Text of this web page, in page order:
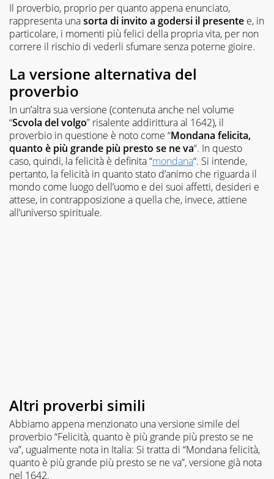
Il proverbio, proprio per quanto appena enunciato,
rappresenta unasorta di invito a godersi il presente e, in
particolare, i momenti più felici della propria vita, per non
correre il rischio di vederli sfumare senza poterne gioire.
La versione alternativa del
proverbio
In un’altra sua versione (contenuta anche nel volume
“Scvola del volgo” risalente addirittura al 1642), il
proverbio in questione è noto come “Mondana felicita,
quanto è più grande più presto se ne va“. In questo
caso, quindi, la felicità è definita “mondana“. Si intende,
pertanto, la felicità in quanto stato d’animo che riguarda il
mondo come luogo dell’uomo e dei suoi affetti, desideri e
attese, in contrapposizione a quella che, invece, attiene
all’universo spirituale.
Altri proverbi simili
Abbiamo appena menzionato una versione simile del
proverbio “Felicità, quanto è più grande più presto se ne
va”, ugualmente nota in Italia: Si tratta di “Mondana felicità,
quanto è più grande più presto se ne va”, versione già nota
nel 1642.